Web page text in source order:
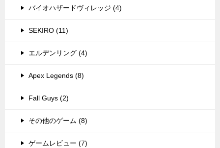
バイオハザードヴィレッジ (4)
SEKIRO (11)
エルデンリング (4)
Apex Legends (8)
Fall Guys (2)
その他のゲーム (8)
ゲームレビュー (7)